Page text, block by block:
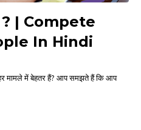
? | Compete
In Hindi
मामले में बेहतर हैं? आप समझते हैं कि आप